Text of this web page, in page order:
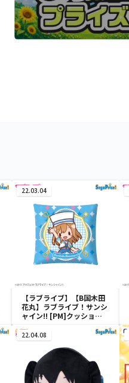
22.03.04
【ラブライブ】【B国木田
花丸】ラブライブ！サンシ
ャイン!! [PM]クッショ
八日
22.04.08